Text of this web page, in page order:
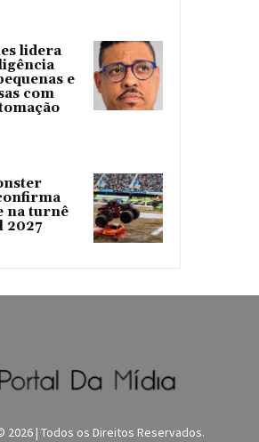
lidera
e
com
na turnê
2027
2026 | Todos os Direitos Reservados.